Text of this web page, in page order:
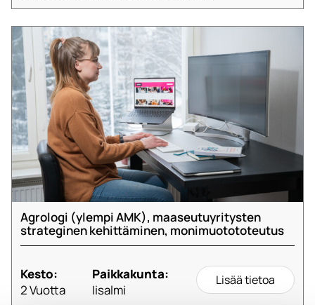
Agrologi (ylempi AMK), maaseutuyritysten
strateginen kehittäminen, monimuotototeutus
Kesto:
2 Vuotta
Paikkakunta:
Iisalmi
Lisää tietoa